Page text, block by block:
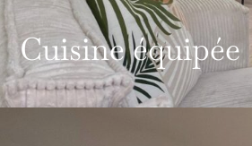
Cuisine équipée